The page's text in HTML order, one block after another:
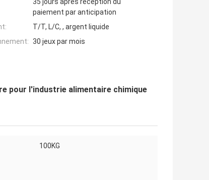
35 jours après réception du
paiement par anticipation
T/T, L/C, , argent liquide
30 jeux par mois
pour l'industrie alimentaire chimique
100KG